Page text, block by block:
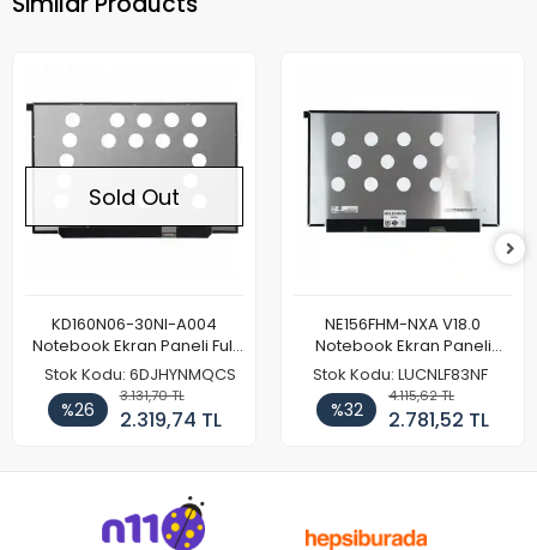
Sold Out
KD160N06-30NI-A004
Notebook Ekran Paneli Full
HD
Stok Kodu: 6DJHYNMQCS
%26
3.131,70 TL
2.319,74 TL
NE156FHM-NXA V18.0
Notebook Ekran Paneli
144Hz
Stok Kodu: LUCNLF83NF
%32
4.115,62 TL
2.781,52 TL